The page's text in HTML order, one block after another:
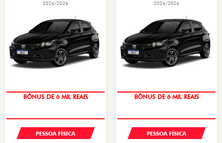
2026/2026
BÔNUS DE 6 MIL REAIS
PESSOA FÍSICA
2026/2026
BÔNUS DE 6 MIL REAIS
PESSOA FÍSICA